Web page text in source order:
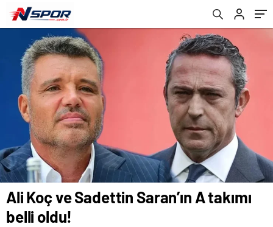
Ali Koç ve Sadettin Saran’ın A takımı
belli oldu!
Açıklamalar!